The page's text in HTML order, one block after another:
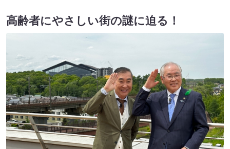
高齢者にやさしい街の謎に迫る！